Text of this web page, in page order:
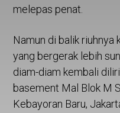
melepas penat.
Namun di balik riuhnya
yang bergerak lebih
diam-diam kembali
basement Mal Blok M
Kebayoran Baru,